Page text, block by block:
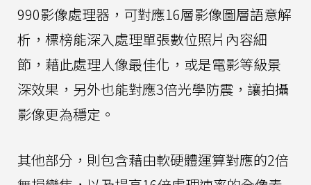
990影像處理器，可對應16層影像圖層語意解
析，標榜能深入處理單張數位照片內容細
節，藉此處理人像最佳化，或是電影等級景
深效果，另外也能對應3倍光學防震，讓拍攝
影像更為穩定。
其他部分，則包含藉由軟硬體運算對應的2倍